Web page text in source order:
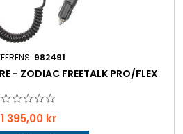
982491
- ZODIAC FREETALK PRO/FLEX
Pris
1 395,00 kr